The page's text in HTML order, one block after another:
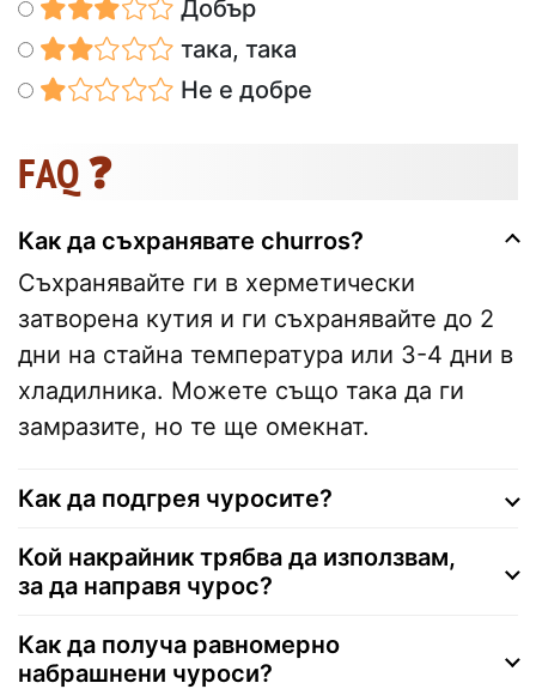
Добър
така, така
Не е добре
FAQ ❓
Как да съхранявате churros?
Съхранявайте ги в херметически
затворена кутия и ги съхранявайте до 2
дни на стайна температура или 3-4 дни в
хладилника. Можете също така да ги
замразите, но те ще омекнат.
Как да подгрея чуросите?
Кой накрайник трябва да използвам,
за да направя чурос?
Как да получа равномерно
набрашнени чуроси?